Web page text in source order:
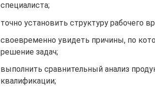
специалиста;
точно установить структуру рабочего
своевременно увидеть причины, по
решение задач;
выполнить сравнительный анализ
квалификации;